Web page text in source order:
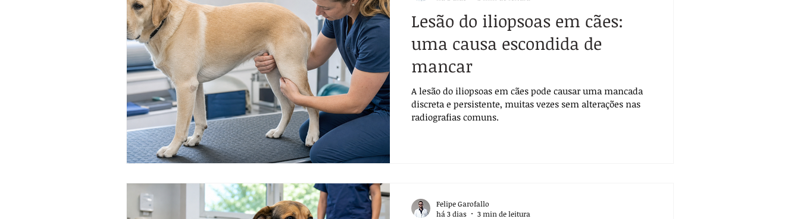
Lesão do iliopsoas em cães:
uma causa escondida de
mancar
A lesão do iliopsoas em cães pode causar uma mancada
discreta e persistente, muitas vezes sem alterações nas
radiografias comuns.
Felipe Garofallo
há 3 dias
3 min de leitura